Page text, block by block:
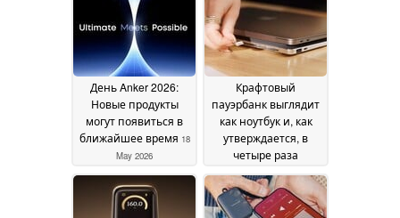
День Anker 2026:
Новые продукты
могут появиться в
ближайшее время 18
May 2026
Крафтовый
пауэрбанк выглядит
как ноутбук и, как
утверждается, в
четыре раза
автономной работы
15 May 2026